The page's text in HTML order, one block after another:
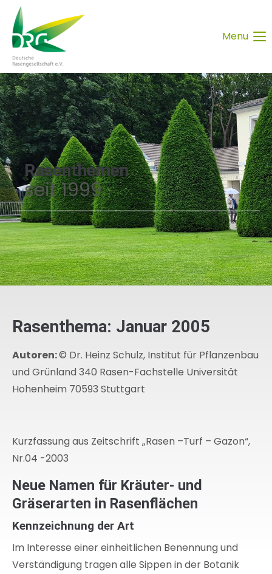
Menu
Rasenthemen
seit 1999
Rasenthema: Januar 2005
Autoren:© Dr. Heinz Schulz, Institut für Pflanzenbau
und Grünland 340 Rasen-Fachstelle Universität
Hohenheim 70593 Stuttgart
Kurzfassung aus Zeitschrift „Rasen –Turf – Gazon“,
Nr.04 -2003
Neue Namen für Kräuter- und
Gräserarten in Rasenflächen
Kennzeichnung der Art
Im Interesse einer einheitlichen Benennung und
Verständigung tragen alle Sippen in der Botanik